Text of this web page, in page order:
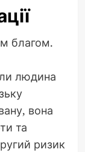
благом.
людина
вона
та
ризик